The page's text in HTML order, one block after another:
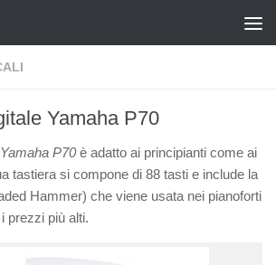
Yamaha P70
P70è adatto ai principianti come ai
tastiera si compone di 88 tasti e include la
Hammer) che viene usata nei pianoforti
prezzi più alti.